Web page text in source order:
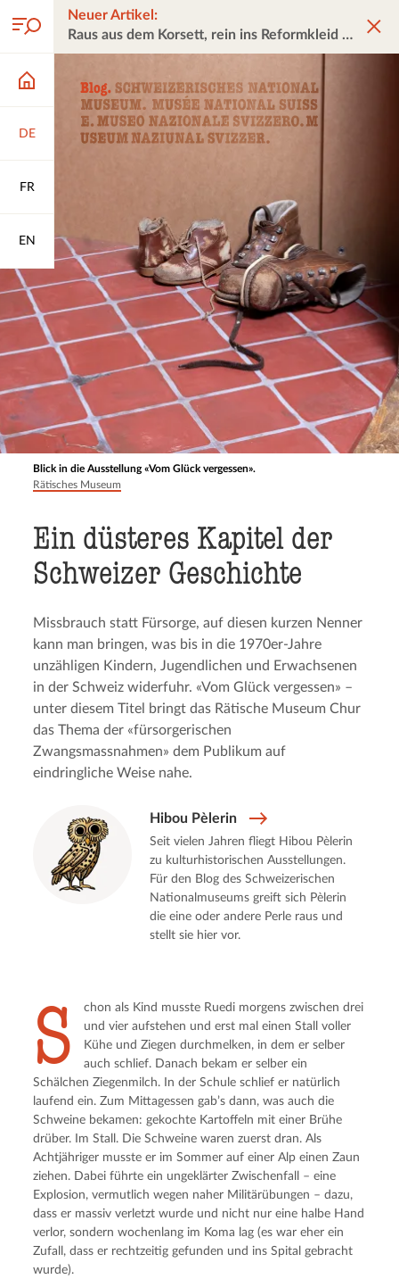
DE
FR
EN
Neuer Artikel:
Raus aus dem Korsett, rein ins Reformkleid
Blick in die Ausstellung «Vom Glück vergessen».
Rätisches Museum
Ein düsteres Kapitel der
Schweizer Geschichte
Missbrauch statt Fürsorge, auf diesen kurzen Nenner
kann man bringen, was bis in die 1970er-Jahre
unzähligen Kindern, Jugendlichen und Erwachsenen
in der Schweiz widerfuhr. «Vom Glück vergessen» –
unter diesem Titel bringt das Rätische Museum Chur
das Thema der «fürsorgerischen
Zwangsmassnahmen» dem Publikum auf
eindringliche Weise nahe.
Hibou Pèlerin
Seit vielen Jahren fliegt Hibou Pèlerin
zu kulturhistorischen Ausstellungen.
Für den Blog des Schweizerischen
Nationalmuseums greift sich Pèlerin
die eine oder andere Perle raus und
stellt sie hier vor.
S
chon als Kind musste Ruedi morgens zwischen drei
und vier aufstehen und erst mal einen Stall voller
Kühe und Ziegen durchmelken, in dem er selber
auch schlief. Danach bekam er selber ein
Schälchen Ziegenmilch. In der Schule schlief er natürlich
laufend ein. Zum Mittagessen gab’s dann, was auch die
Schweine bekamen: gekochte Kartoffeln mit einer Brühe
drüber. Im Stall. Die Schweine waren zuerst dran. Als
Achtjähriger musste er im Sommer auf einer Alp einen Zaun
ziehen. Dabei führte ein ungeklärter Zwischenfall – eine
Explosion, vermutlich wegen naher Militärübungen – dazu,
dass er massiv verletzt wurde und nicht nur eine halbe Hand
verlor, sondern wochenlang im Koma lag (es war eher ein
Zufall, dass er rechtzeitig gefunden und ins Spital gebracht
wurde).